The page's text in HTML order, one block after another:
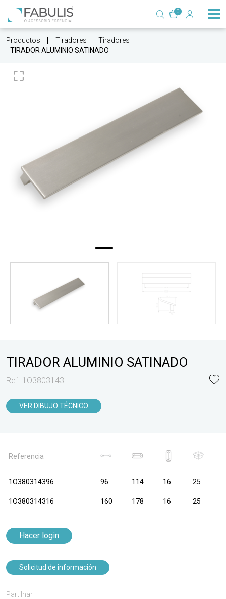
0
Productos Tiradores
Tiradores
TIRADOR ALUMINIO SATINADO
TIRADOR ALUMINIO SATINADO
Ref. 1O3803143
VER DIBUJO TÉCNICO
Referencia
1O380314396 96 114 16 25
1O380314316 160 178 16 25
Hacer login
Solicitud de información
Partilhar